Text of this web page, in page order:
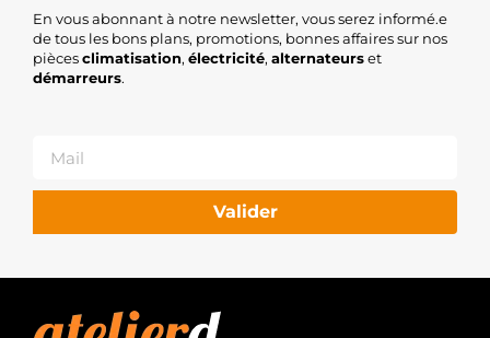
En vous abonnant à notre newsletter, vous serez informé.e
de tous les bons plans, promotions, bonnes affaires sur nos
piècesclimatisation, électricité, alternateurset
démarreurs.
Valider